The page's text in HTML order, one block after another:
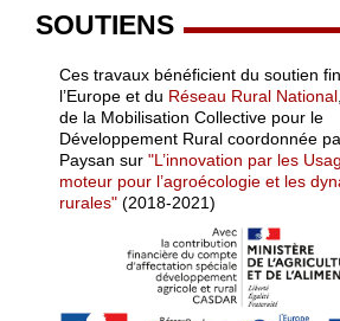
SOUTIENS
Ces travaux bénéficient du soutien
l’Europe et du Réseau Rural National
de la Mobilisation Collective pour le
Développement Rural coordonnée
Paysan sur "L’innovation par les
moteur pour l’agroécologie et les
rurales" (2018-2021)